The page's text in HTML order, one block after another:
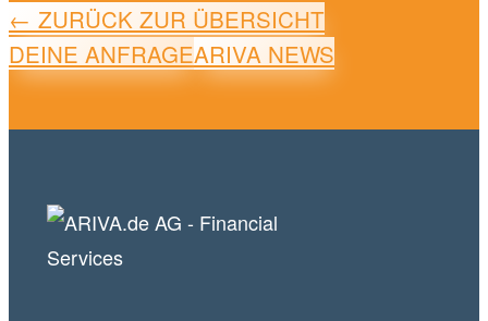
← ZURÜCK ZUR ÜBERSICHT
DEINE ANFRAGEARIVA NEWS